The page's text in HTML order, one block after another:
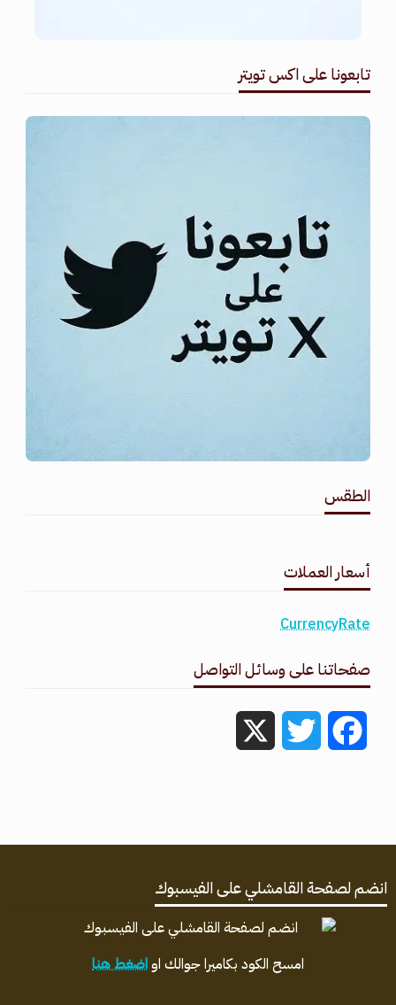
تابعونا على اكس تويتر
الطقس
أسعار العملات
CurrencyRate
صفحاتنا على وسائل التواصل
Facebook
Twitter
انضم لصفحة القامشلي على الفيسبوك
امسح الكود بكاميرا جوالك اواضغط هنا